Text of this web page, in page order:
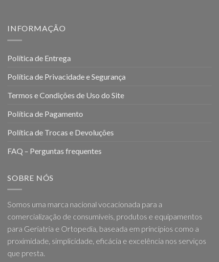
INFORMAÇÃO
Política de Entrega
Política de Privacidade e Segurança
Termos e Condições de Uso do Site
Política de Pagamento
Política de Trocas e Devoluções
FAQ – Perguntas frequentes
SOBRE NÓS
Somos uma marca nacional vocacionada para a
comercialização de consumíveis, produtos e equipamentos
para Geriatria e Ortopedia, baseada em princípios como a
proximidade, simplicidade, eficácia e excelência nos serviços
que presta.